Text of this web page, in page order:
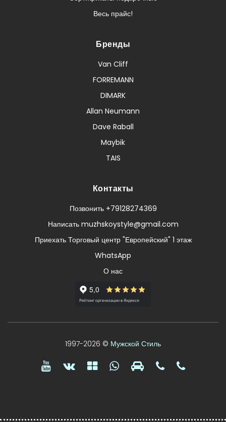
Весь прайс!
Бренды
Van Cliff
FORREMANN
DIMARK
Allan Neumann
Dave Raball
Maybik
TAIS
Контакты
Позвонить +79128274369
Написать muzhskoystyle@gmail.com
Приехать Торговый центр "Европейский" 1 этаж
WhatsApp
О нас
1997-2026 © Мужской Стиль